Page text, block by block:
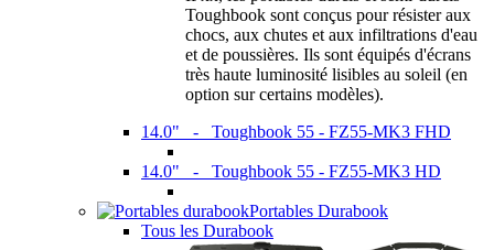
Toughbook sont conçus pour résister aux
chocs, aux chutes et aux infiltrations d'eau
et de poussières. Ils sont équipés d'écrans
très haute luminosité lisibles au soleil (en
option sur certains modèles).
14.0" - Toughbook 55 - FZ55-MK3 FHD
14.0" - Toughbook 55 - FZ55-MK3 HD
Portables Durabook
Tous les Durabook